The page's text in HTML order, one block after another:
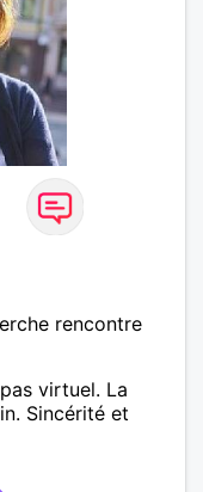
rencontre
virtuel. La
Sincérité et